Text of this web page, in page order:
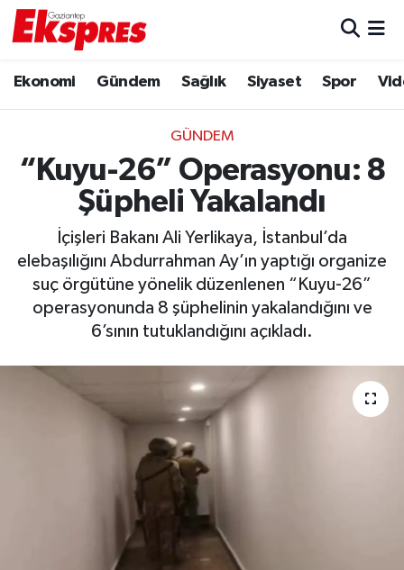
Ekonomi Gündem Sağlık Siyaset Spor
GÜNDEM
“Kuyu-26” Operasyonu: 8
Şüpheli Yakalandı
İçişleri Bakanı Ali Yerlikaya, İstanbul’da
elebaşılığını Abdurrahman Ay’ın yaptığı organize
suç örgütüne yönelik düzenlenen “Kuyu-26”
operasyonunda 8 şüphelinin yakalandığını ve
6’sının tutuklandığını açıkladı.
Ekonomi
Gaziantep son dakika
Genel
Gündem
Haberler
Magazin
Resmi İlanlar
Trafik Durumu
Puan Durumu ve Fikstür
Tüm Manşetler
Son Dakika Haberleri
Haber Arşivi